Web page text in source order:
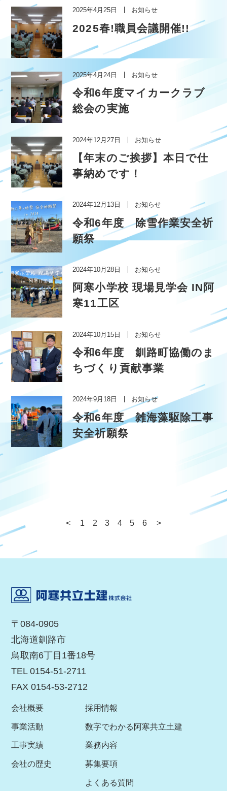
2025年4月25日 お知らせ
2025春!職員会議開催!!
2025年4月24日 お知らせ
令和6年度マイカークラブ
総会の実施
2024年12月27日 お知らせ
【年末のご挨拶】本日で仕
事納めです！
2024年12月13日 お知らせ
令和6年度 除雪作業安全祈
願祭
2024年10月28日 お知らせ
阿寒小学校 現場見学会 IN阿
寒11工区
2024年10月15日 お知らせ
令和6年度 釧路町協働のま
ちづくり貢献事業
2024年9月18日 お知らせ
令和6年度 雑海藻駆除工事
安全祈願祭
< 1 2 3 4 5 6 >
084-0905
北海道釧路市
鳥取南6丁目1番18号
TEL0154-51-2711
FAX 0154-53-2712
会社概要
事業活動
工事実績
会社の歴史
採用情報
数字でわかる阿寒共立土建
業務内容
募集要項
よくある質問